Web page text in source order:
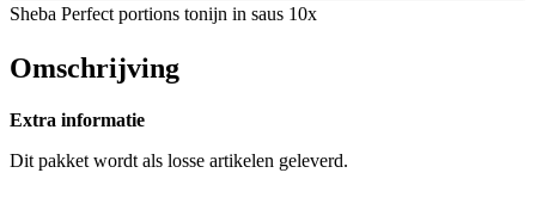
Sheba Perfect portions tonijn in saus 10x
Omschrijving
Extra informatie
Dit pakket wordt als losse artikelen geleverd.